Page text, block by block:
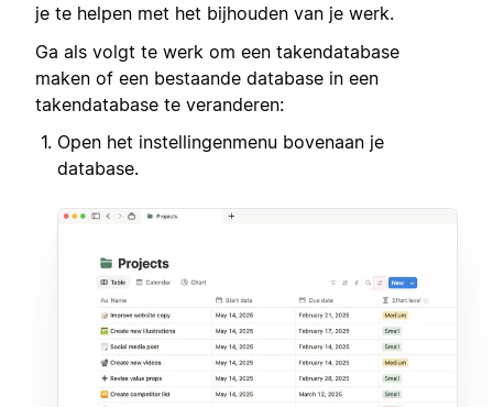
je te helpen met het bijhouden van je werk.
Ga als volgt te werk om een takendatabase
maken of een bestaande database in een
takendatabase te veranderen:
Open het instellingenmenu bovenaan je
database.